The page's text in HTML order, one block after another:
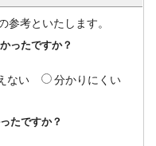
参考といたします。
ったですか？
ない
分かりにくい
たですか？